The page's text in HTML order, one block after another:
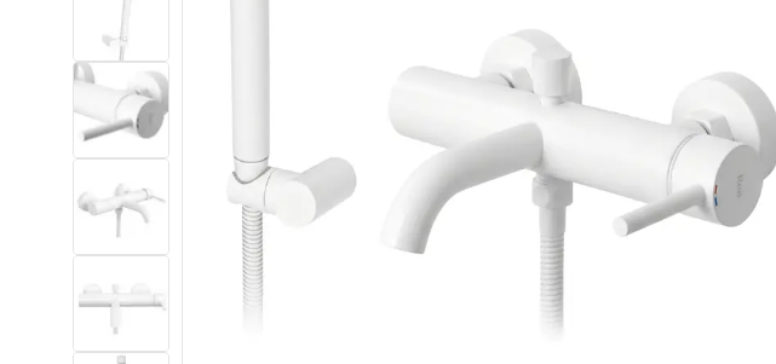
Umivaonici
Kade i paravani
Miješalice, pipe, slavine
Tuševi